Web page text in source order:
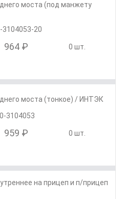
моста (под манжету
3104053-20
964 ₽ 0 шт.
моста (тонкое) / ИНТЭК
3104053
959 ₽ 0 шт.
на прицеп и п/прицеп